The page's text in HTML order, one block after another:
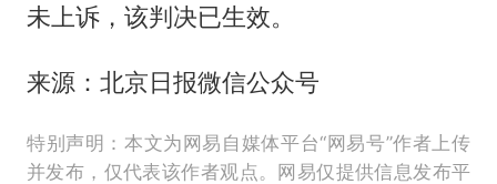
未上诉，该判决已生效。
来源：北京日报微信公众号
特别声明：本文为网易自媒体平台“网易号”作者上传
并发布，仅代表该作者观点。网易仅提供信息发布平